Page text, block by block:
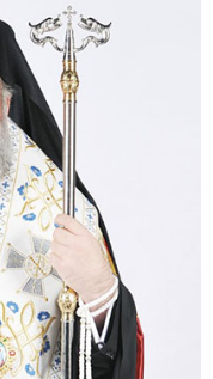
Emilian,
Hristos, a trăit
Armeanul,
fiind el episcop
Miron,
Cretei
ca
preot al sfintei
și învăța
și le întărea spre